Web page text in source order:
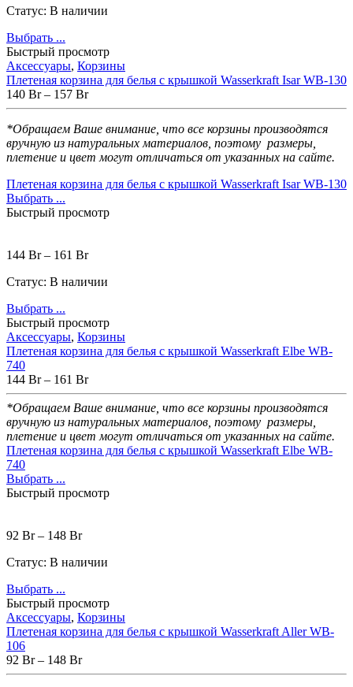
Статус: В наличии
Выбрать ...
Быстрый просмотр
Аксессуары, Корзины
Плетеная корзина для белья с крышкой Wasserkraft Isar WB-130
140 Br– 157 Br
*Обращаем Ваше внимание, что все корзины производятся
вручную из натуральных материалов, поэтому размеры,
плетение и цвет могут отличаться от указанных на сайте.
Плетеная корзина для белья с крышкой Wasserkraft Isar WB-130
Выбрать ...
Быстрый просмотр
144 Br– 161 Br
Статус: В наличии
Выбрать ...
Быстрый просмотр
Аксессуары, Корзины
Плетеная корзина для белья с крышкой Wasserkraft Еlbe WB-
740
144 Br– 161 Br
*Обращаем Ваше внимание, что все корзины производятся
вручную из натуральных материалов, поэтому размеры,
плетение и цвет могут отличаться от указанных на сайте.
Плетеная корзина для белья с крышкой Wasserkraft Еlbe WB-
740
Выбрать ...
Быстрый просмотр
92 Br– 148 Br
Статус: В наличии
Выбрать ...
Быстрый просмотр
Аксессуары, Корзины
Плетеная корзина для белья с крышкой Wasserkraft Aller WB-
106
92 Br– 148 Br